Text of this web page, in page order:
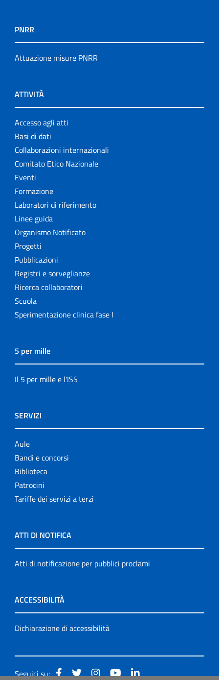
PNRR
Attuazione misure PNRR
ATTIVITÀ
Accesso agli atti
Basi di dati
Collaborazioni internazionali
Comitato Etico Nazionale
Eventi
Formazione
Laboratori di riferimento
Linee guida
Organismo Notificato
Progetti
Pubblicazioni
Registri e sorveglianze
Ricerca collaboratori
Scuola
Sperimentazione clinica fase I
5 per mille
Il 5 per mille e l'ISS
SERVIZI
Aule
Bandi e concorsi
Biblioteca
Patrocini
Tariffe dei servizi a terzi
ATTI DI NOTIFICA
Atti di notificazione per pubblici proclami
ACCESSIBILITÀ
Dichiarazione di accessibilità
Seguici su: